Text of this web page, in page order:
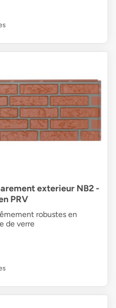
exterieur NB2 -
PRV
robustes en
de verre